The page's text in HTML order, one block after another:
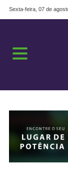
Sexta-feira, 07 de